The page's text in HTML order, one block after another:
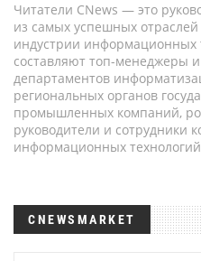
Читатели CNews — это
из самых успешных
индустрии информационных
составляют топ-менеджеры
департаментов
региональных органов
промышленных компаний,
руководители и сотрудники
информационных технологий
CNEWSMARKET